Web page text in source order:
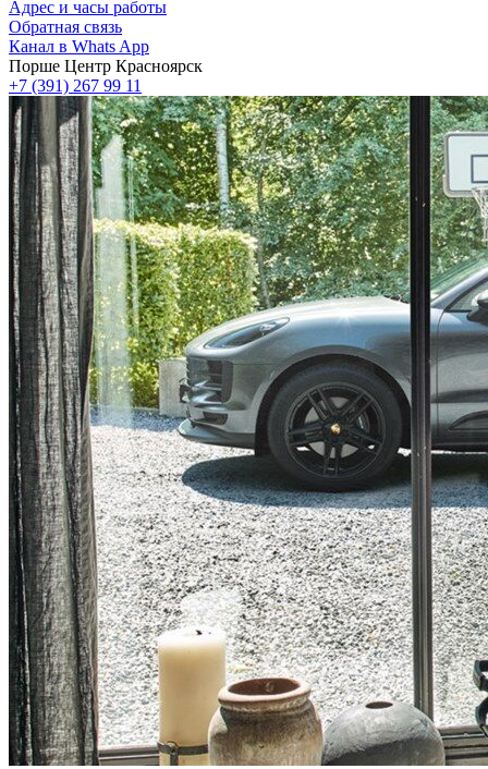
Адрес и часы работы
Обратная связь
Канал в Whats App
Порше Центр Красноярск
+7 (391) 267 99 11